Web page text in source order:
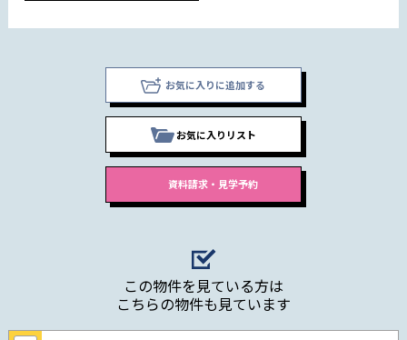
お気に入りに追加する
お気に入りリスト
この物件を見ている方は
こちらの物件も見ています